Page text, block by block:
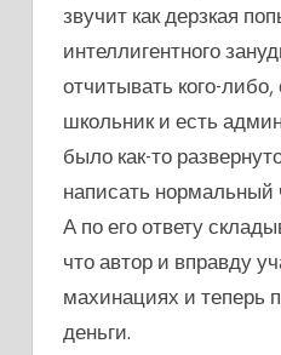
звучит как дерзкая
интеллигентного
отчитывать кого-либо,
школьник и есть
было как-то
написать нормальный
А по его ответу
что автор и вправду
махинациях и теперь
деньги.